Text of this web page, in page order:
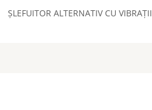
ȘLEFUITOR ALTERNATIV CU VIBRAȚII